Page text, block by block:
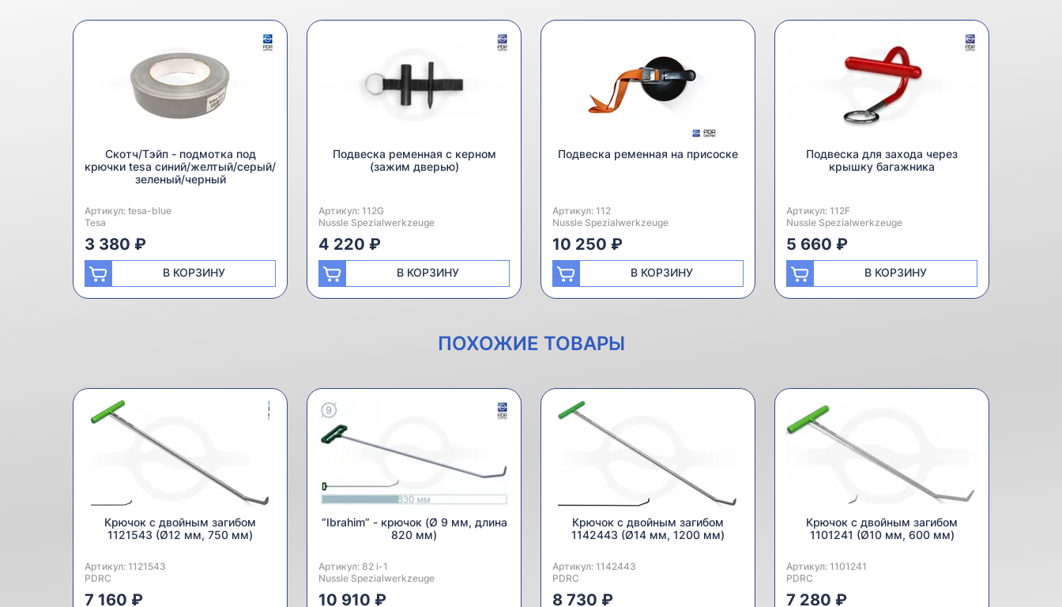
Скотч/Тэйп - подмотка под
крючки tesa синий/желтый/серый/
зеленый/черный
Артикул: tesa-blue
Производитель:
Tesa
3 380 ₽
В КОРЗИНУ
Подвеска ременная с керном
(зажим дверью)
Артикул: 112G
Производитель:
Nussle Spezialwerkzeuge
4 220 ₽
В КОРЗИНУ
Подвеска ременная на присоске
Артикул: 112
Производитель:
Nussle Spezialwerkzeuge
10 250 ₽
В КОРЗИНУ
Подвеска для захода через
крышку багажника
Артикул: 112F
Производитель:
Nussle Spezialwerkzeuge
5 660 ₽
В КОРЗИНУ
ПОХОЖИЕ ТОВАРЫ
Крючок с двойным загибом
1121543 (Ø12 мм, 750 мм)
Артикул: 1121543
Производитель:
PDRC
7 160 ₽
“Ibrahim” - крючок (Ø 9 мм, длина
820 мм)
Артикул: 82 i-1
Производитель:
Nussle Spezialwerkzeuge
10 910 ₽
Крючок с двойным загибом
1142443 (Ø14 мм, 1200 мм)
Артикул: 1142443
Производитель:
PDRC
8 730 ₽
Крючок с двойным загибом
1101241 (Ø10 мм, 600 мм)
Артикул: 1101241
Производитель:
PDRC
7 280 ₽